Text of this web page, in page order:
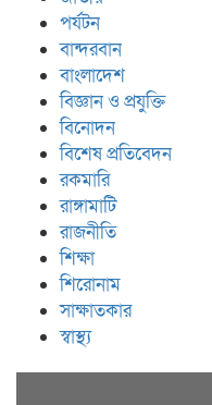
পর্যটন
বান্দরবান
বাংলাদেশ
বিজ্ঞান ও প্রযুক্তি
বিনোদন
বিশেষ প্রতিবেদন
রকমারি
রাঙ্গামাটি
রাজনীতি
শিক্ষা
শিরোনাম
সাক্ষাতকার
স্বাস্থ্য